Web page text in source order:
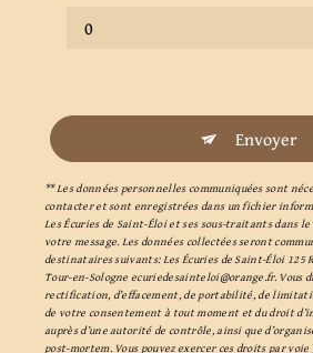
Envoyer
** Les données personnelles communiquées sont
contacter et sont enregistrées dans un fichier
Les Écuries de Saint-Éloi et ses sous-traitants dans
votre message. Les données collectées seront
destinataires suivants: Les Écuries de Saint-Éloi 125
Tour-en-Sologne ecuriedesainteloi@orange.fr. Vous
rectification, d’effacement, de portabilité, de
de votre consentement à tout moment et du droit
auprès d’une autorité de contrôle, ainsi que
post-mortem. Vous pouvez exercer ces droits par